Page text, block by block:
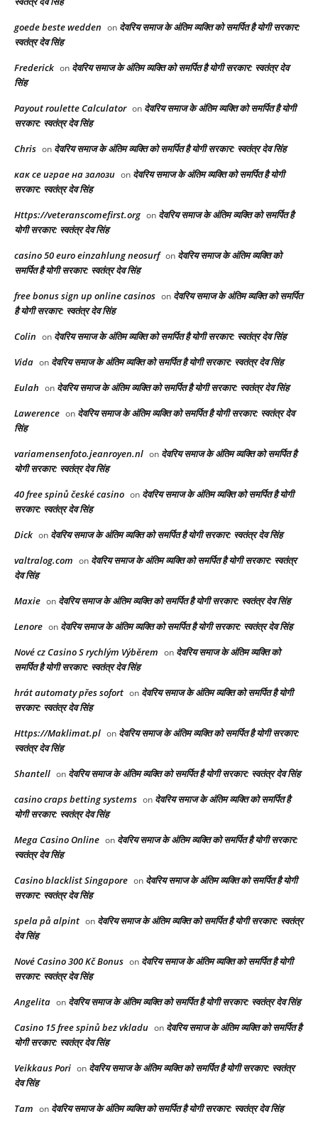
goede beste wedden on देवरिय समाज के अंतिम व्यक्ति को समर्पित है योगी सरकार:
स्वतंत्र देव सिंह
Frederick on देवरिय समाज के अंतिम व्यक्ति को समर्पित है योगी सरकार: स्वतंत्र देव
सिंह
Payout roulette Calculator on देवरिय समाज के अंतिम व्यक्ति को समर्पित है योगी
सरकार: स्वतंत्र देव सिंह
Chris on देवरिय समाज के अंतिम व्यक्ति को समर्पित है योगी सरकार: स्वतंत्र देव सिंह
как се играе на залози on देवरिय समाज के अंतिम व्यक्ति को समर्पित है योगी
सरकार: स्वतंत्र देव सिंह
Https://veteranscomefirst.org on देवरिय समाज के अंतिम व्यक्ति को समर्पित है
योगी सरकार: स्वतंत्र देव सिंह
casino 50 euro einzahlung neosurf on देवरिय समाज के अंतिम व्यक्ति को
समर्पित है योगी सरकार: स्वतंत्र देव सिंह
free bonus sign up online casinos on देवरिय समाज के अंतिम व्यक्ति को समर्पित
है योगी सरकार: स्वतंत्र देव सिंह
Colin on देवरिय समाज के अंतिम व्यक्ति को समर्पित है योगी सरकार: स्वतंत्र देव सिंह
Vida on देवरिय समाज के अंतिम व्यक्ति को समर्पित है योगी सरकार: स्वतंत्र देव सिंह
Eulah on देवरिय समाज के अंतिम व्यक्ति को समर्पित है योगी सरकार: स्वतंत्र देव सिंह
Lawerence on देवरिय समाज के अंतिम व्यक्ति को समर्पित है योगी सरकार: स्वतंत्र देव
सिंह
variamensenfoto.jeanroyen.nl on देवरिय समाज के अंतिम व्यक्ति को समर्पित है
योगी सरकार: स्वतंत्र देव सिंह
40 free spinů české casino on देवरिय समाज के अंतिम व्यक्ति को समर्पित है योगी
सरकार: स्वतंत्र देव सिंह
Dick on देवरिय समाज के अंतिम व्यक्ति को समर्पित है योगी सरकार: स्वतंत्र देव सिंह
valtralog.com on देवरिय समाज के अंतिम व्यक्ति को समर्पित है योगी सरकार: स्वतंत्र
देव सिंह
Maxie on देवरिय समाज के अंतिम व्यक्ति को समर्पित है योगी सरकार: स्वतंत्र देव सिंह
Lenore on देवरिय समाज के अंतिम व्यक्ति को समर्पित है योगी सरकार: स्वतंत्र देव सिंह
Nové cz Casino S rychlým Výběrem on देवरिय समाज के अंतिम व्यक्ति को
समर्पित है योगी सरकार: स्वतंत्र देव सिंह
hrát automaty přes sofort on देवरिय समाज के अंतिम व्यक्ति को समर्पित है योगी
सरकार: स्वतंत्र देव सिंह
Https://Maklimat.pl on देवरिय समाज के अंतिम व्यक्ति को समर्पित है योगी सरकार:
स्वतंत्र देव सिंह
Shantell on देवरिय समाज के अंतिम व्यक्ति को समर्पित है योगी सरकार: स्वतंत्र देव सिंह
casino craps betting systems on देवरिय समाज के अंतिम व्यक्ति को समर्पित है
योगी सरकार: स्वतंत्र देव सिंह
Mega Casino Online on देवरिय समाज के अंतिम व्यक्ति को समर्पित है योगी सरकार:
स्वतंत्र देव सिंह
Casino blacklist Singapore on देवरिय समाज के अंतिम व्यक्ति को समर्पित है योगी
सरकार: स्वतंत्र देव सिंह
spela på alpint on देवरिय समाज के अंतिम व्यक्ति को समर्पित है योगी सरकार: स्वतंत्र
देव सिंह
Nové Casino 300 Kč Bonus on देवरिय समाज के अंतिम व्यक्ति को समर्पित है योगी
सरकार: स्वतंत्र देव सिंह
Angelita on देवरिय समाज के अंतिम व्यक्ति को समर्पित है योगी सरकार: स्वतंत्र देव सिंह
Casino 15 free spinů bez vkladu on देवरिय समाज के अंतिम व्यक्ति को समर्पित है
योगी सरकार: स्वतंत्र देव सिंह
Veikkaus Pori on देवरिय समाज के अंतिम व्यक्ति को समर्पित है योगी सरकार: स्वतंत्र
देव सिंह
Tam on देवरिय समाज के अंतिम व्यक्ति को समर्पित है योगी सरकार: स्वतंत्र देव सिंह